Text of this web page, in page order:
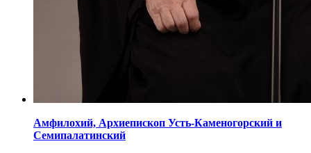
Амфилохий, Архиепископ Усть-Каменогорский и
Семипалатинский